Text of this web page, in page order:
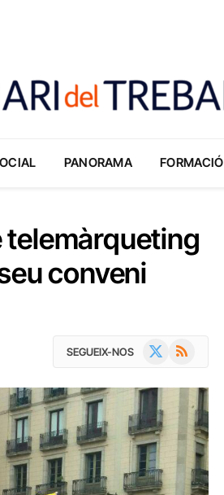
PANORAMA FORMACIÓ
telemàrqueting
conveni
SEGUEIX-NOS RSS